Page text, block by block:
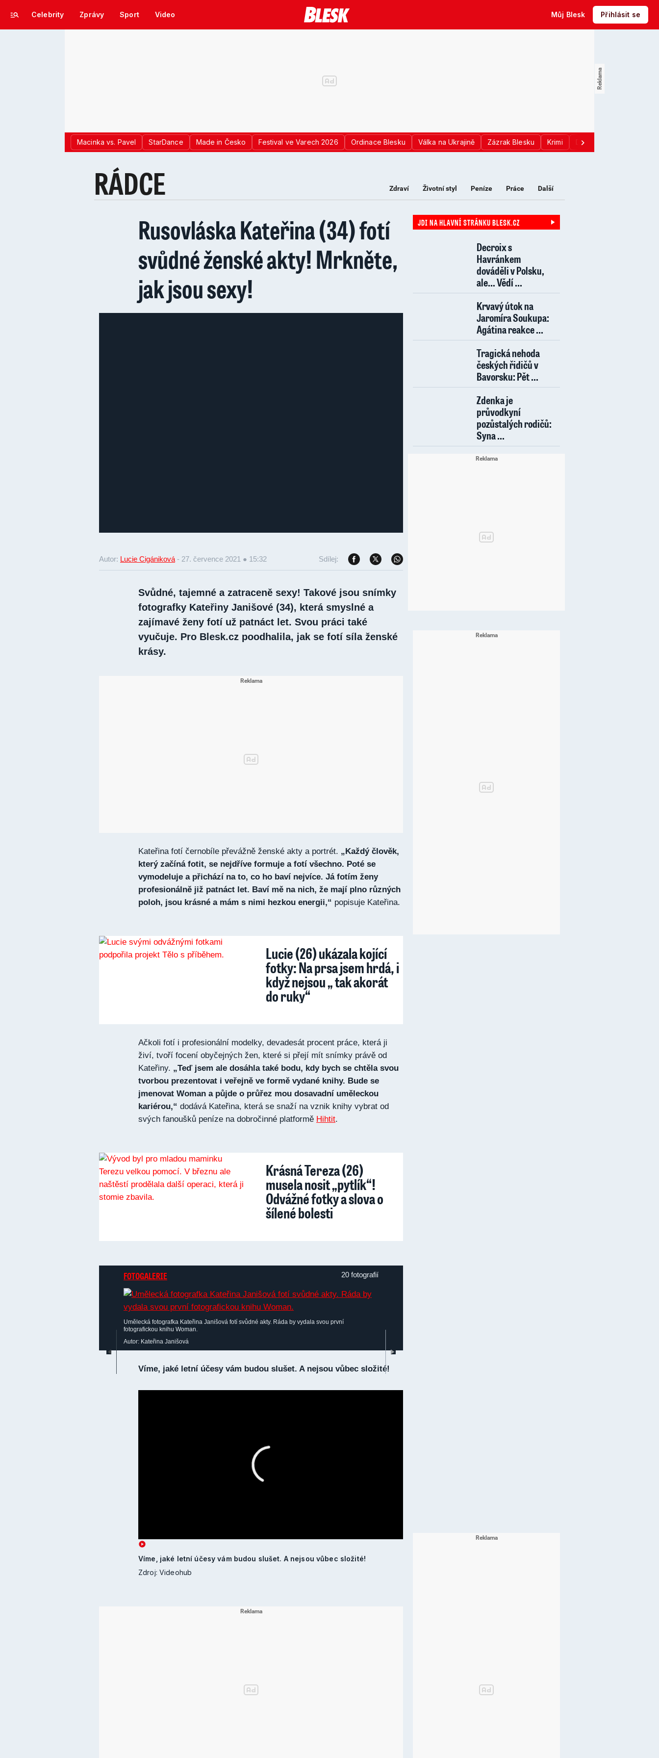
Celebrity Zprávy Sport Video Můj Blesk Přihlásit se
Macinka vs. Pavel StarDance Made in Česko Festival ve Varech 2026 Ordinace Blesku Válka na Ukrajině Zázrak Blesku Krimi Donald Trump
RÁDCE Zdraví Životní styl Peníze Práce Další
Rusovláska Kateřina (34) fotí
svůdné ženské akty! Mrkněte,
jak jsou sexy!
Autor: Lucie Cigániková - 27. července 2021 ● 15:32 Sdílej:
Svůdné, tajemné a zatraceně sexy! Takové jsou snímky
fotografky Kateřiny Janišové (34), která smyslné a
zajímavé ženy fotí už patnáct let. Svou práci také
vyučuje. Pro Blesk.cz poodhalila, jak se fotí síla ženské
krásy.
Kateřina fotí černobíle převážně ženské akty a portrét. „Každý člověk,
který začíná fotit, se nejdříve formuje a fotí všechno. Poté se
vymodeluje a přichází na to, co ho baví nejvíce. Já fotím ženy
profesionálně již patnáct let. Baví mě na nich, že mají plno různých
poloh, jsou krásné a mám s nimi hezkou energii,“ popisuje Kateřina.
Lucie (26) ukázala kojící
fotky: Na prsa jsem hrdá, i
když nejsou „ tak akorát
do ruky“
Ačkoli fotí i profesionální modelky, devadesát procent práce, která ji
živí, tvoří focení obyčejných žen, které si přejí mít snímky právě od
Kateřiny. „Teď jsem ale dosáhla také bodu, kdy bych se chtěla svou
tvorbou prezentovat i veřejně ve formě vydané knihy. Bude se
jmenovat Woman a půjde o průřez mou dosavadní uměleckou
kariérou,“ dodává Kateřina, která se snaží na vznik knihy vybrat od
svých fanoušků peníze na dobročinné platformě Hihtit.
Krásná Tereza (26)
musela nosit „pytlík“!
Odvážné fotky a slova o
šílené bolesti
FOTOGALERIE 20 fotografií
Umělecká fotografka Kateřina Janišová fotí svůdné akty. Ráda by vydala svou první
fotografickou knihu Woman.
Autor: Kateřina Janišová
Víme, jaké letní účesy vám budou slušet. A nejsou vůbec složité!
Víme, jaké letní účesy vám budou slušet. A nejsou vůbec složité!
Zdroj: Videohub
JDI NA HLAVNÍ STRÁNKU BLESK.CZ
Decroix s
Havránkem
dováděli v Polsku,
ale… Vědí ...
Krvavý útok na
Jaromíra Soukupa:
Agátina reakce ...
Tragická nehoda
českých řidičů v
Bavorsku: Pět ...
Zdenka je
průvodkyní
pozůstalých rodičů:
Syna ...